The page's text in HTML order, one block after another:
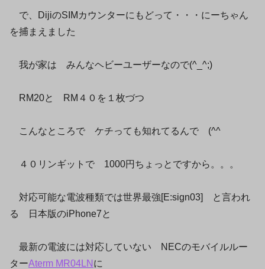
で、DijiのSIMカウンターにもどって・・・にーちゃん
を捕まえました
我が家は みんなヘビーユーザーなので(^_^;)
RM20と RM４０を１枚づつ
こんなところで ケチっても知れてるんで (^^ゞ
４０リンギットで 1000円ちょっとですから。。。
対応可能な電波種類では世界最強[E:sign03] と言われ
る 日本版のiPhone7と
最新の電波には対応していない NECのモバイルルー
ターAterm MR04LN に